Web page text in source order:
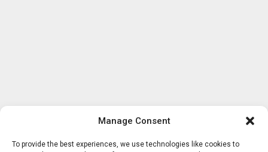
Manage Consent
To provide the best experiences, we use technologies like cookies to